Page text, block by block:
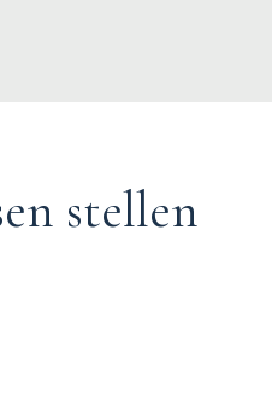
stellen